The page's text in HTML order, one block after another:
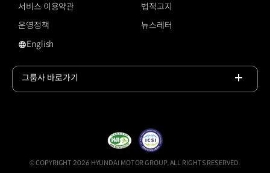
서비스 이용약관
법적고지
운영정책
뉴스레터
영문 사이트로 이동
English
그룹사 바로가기
© COPYRIGHT 2026 HYUNDAI MOTOR GROUP, ALL RIGHTS RESERVED.